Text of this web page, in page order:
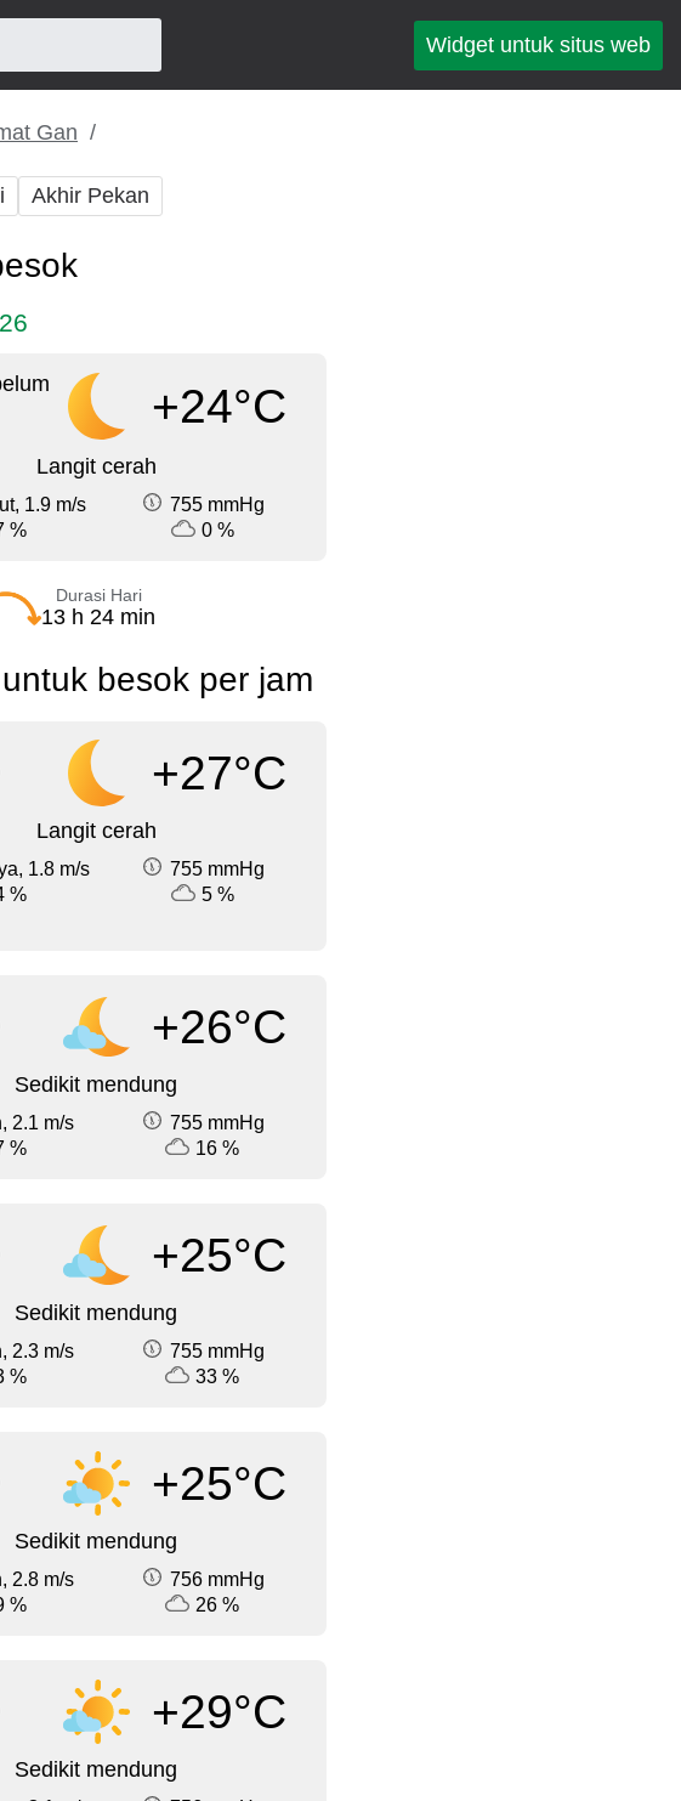
Widget untuk situs web
Gan
Akhir Pekan
+24°C
Langit cerah
1.9 m/s
755 mmHg
%
0 %
Durasi Hari
13 h 24 min
besok per jam
+27°C
Langit cerah
1.8 m/s
755 mmHg
%
5 %
+26°C
Sedikit mendung
2.1 m/s
755 mmHg
%
16 %
+25°C
Sedikit mendung
2.3 m/s
755 mmHg
%
33 %
+25°C
Sedikit mendung
2.8 m/s
756 mmHg
%
26 %
+29°C
Sedikit mendung